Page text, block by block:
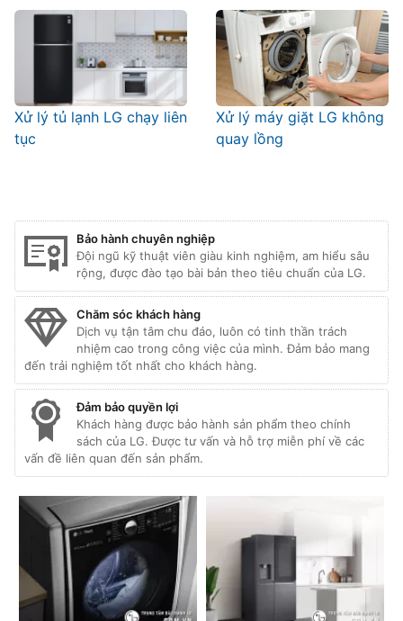
Xử lý tủ lạnh LG chạy liên
tục
Xử lý máy giặt LG không
quay lồng
Bảo hành chuyên nghiệp
Đội ngũ kỹ thuật viên giàu kinh nghiệm, am hiểu sâu
rộng, được đào tạo bài bản theo tiêu chuẩn của LG.
Chăm sóc khách hàng
Dịch vụ tận tâm chu đáo, luôn có tinh thần trách
nhiệm cao trong công việc của mình. Đảm bảo mang
đến trải nghiệm tốt nhất cho khách hàng.
Đảm bảo quyền lợi
Khách hàng được bảo hành sản phẩm theo chính
sách của LG. Được tư vấn và hỗ trợ miễn phí về các
vấn đề liên quan đến sản phẩm.